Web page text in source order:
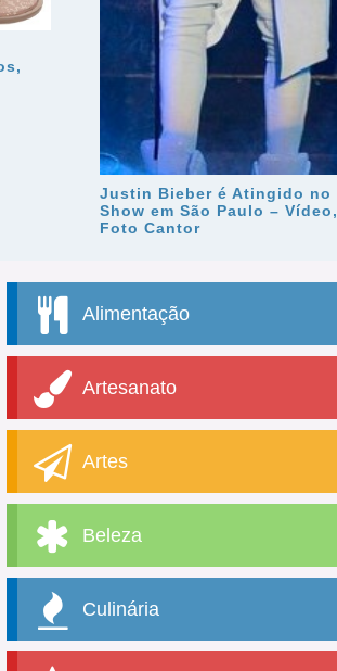
Justin Bieber é Atingido no
Show em São Paulo – Vídeo,
Foto Cantor
Alimentação
Artesanato
Artes
Beleza
Culinária